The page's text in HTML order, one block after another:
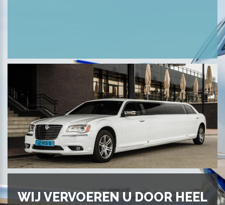
WIJ VERVOEREN U DOOR HEEL